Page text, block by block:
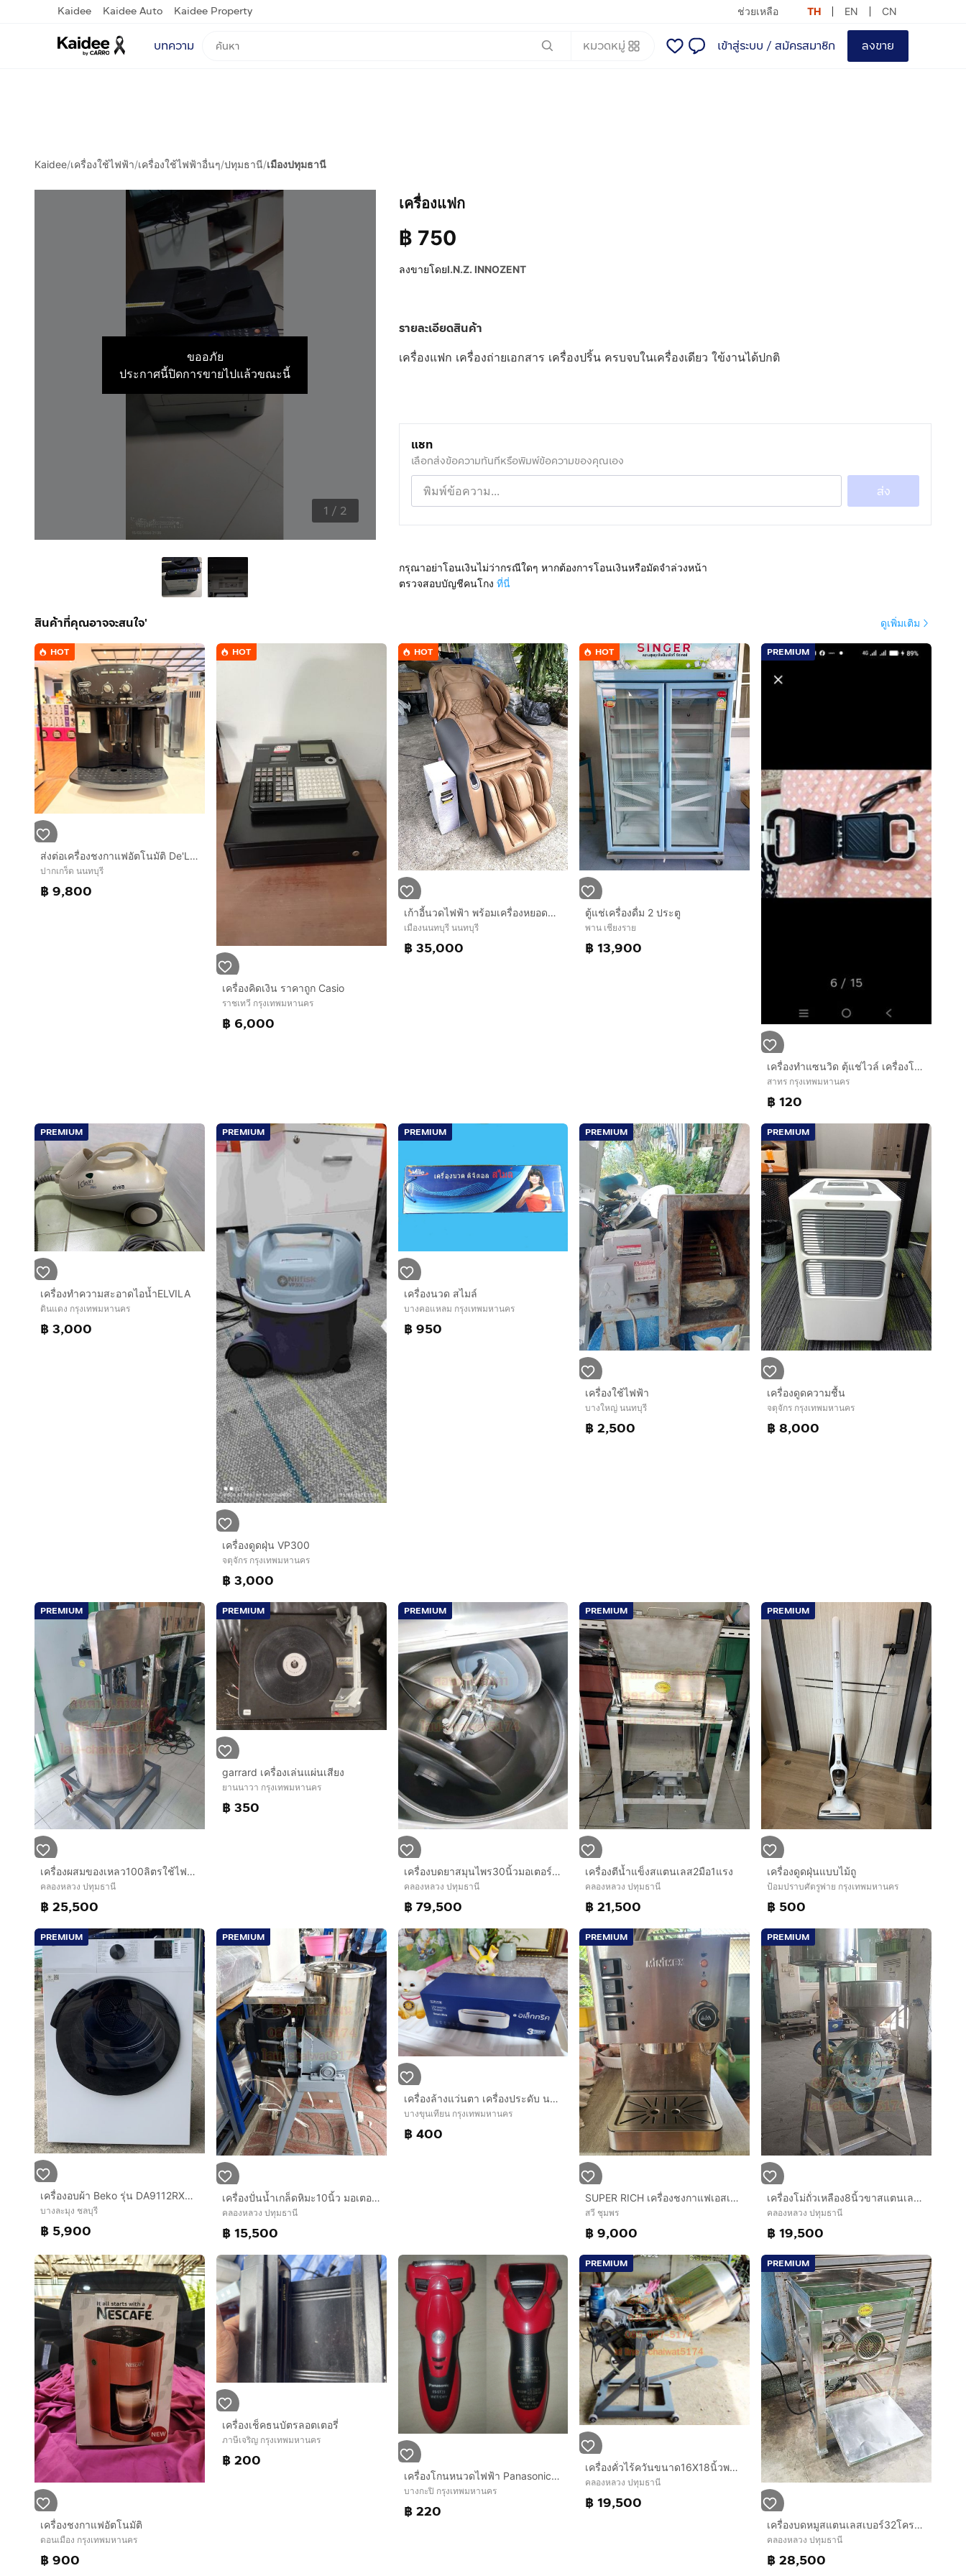
Kaidee Kaidee Auto Kaidee Property ช่วยเหลือ TH EN CN
บทความ หมวดหมู่ เข้าสู่ระบบ / สมัครสมาชิก ลงขาย
Kaidee/เครื่องใช้ไฟฟ้า/เครื่องใช้ไฟฟ้าอื่นๆ/ปทุมธานี/เมืองปทุมธานี
ขออภัย
ประกาศนี้ปิดการขายไปแล้วขณะนี้
1 / 2
เครื่องแฟก
฿ 750
ลงขายโดยI.N.Z. INNOZENT
รายละเอียดสินค้า
เครื่องแฟก เครื่องถ่ายเอกสาร เครื่องปริ้น ครบจบในเครื่องเดียว ใข้งานได้ปกติ
แชท
เลือกส่งข้อความทันทีหรือพิมพ์ข้อความของคุณเอง
ส่ง
กรุณาอย่าโอนเงินไม่ว่ากรณีใดๆ หากต้องการโอนเงินหรือมัดจำล่วงหน้า
ตรวจสอบบัญชีคนโกง ที่นี่
สินค้าที่คุณอาจจะสนใจ' ดูเพิ่มเติม
HOT
ส่งต่อเครื่องชงกาแฟอัตโนมัติ De'Longhi Caffe Corso (รุ่น ESAM2600) รุ่นยอดนิยม Made in Italy ตัวเครื่องดีไซน์คลาสสิก สภาพสวยมาก
ปากเกร็ด นนทบุรี
฿ 9,800
HOT
เครื่องคิดเงิน ราคาถูก Casio
ราชเทวี กรุงเทพมหานคร
฿ 6,000
HOT
เก้าอี้นวดไฟฟ้า พร้อมเครื่องหยอดแบงค์
เมืองนนทบุรี นนทบุรี
฿ 35,000
HOT
ตู้แช่เครื่องดื่ม 2 ประตู
พาน เชียงราย
฿ 13,900
PREMIUM
เครื่องทำแซนวิด ตุ้แช่ไวล์ เครื่องโกนหนวด หม้อตุ๋น
สาทร กรุงเทพมหานคร
฿ 120
PREMIUM
เครื่องทำความสะอาดไอน้ำELVILA
ดินแดง กรุงเทพมหานคร
฿ 3,000
PREMIUM
เครื่องดูดฝุ่น VP300
จตุจักร กรุงเทพมหานคร
฿ 3,000
PREMIUM
เครื่องนวด สไมล์
บางคอแหลม กรุงเทพมหานคร
฿ 950
PREMIUM
เครื่องใช้ไฟฟ้า
บางใหญ่ นนทบุรี
฿ 2,500
PREMIUM
เครื่องดูดความชื้น
จตุจักร กรุงเทพมหานคร
฿ 8,000
PREMIUM
เครื่องผสมของเหลว100ลิตรใช้ไฟฟ้า
คลองหลวง ปทุมธานี
฿ 25,500
PREMIUM
garrard​ เครื่องเล่นแผ่นเสียง​
ยานนาวา กรุงเทพมหานคร
฿ 350
PREMIUM
เครื่องบดยาสมุนไพร30นิ้วมอเตอร์2แรง
คลองหลวง ปทุมธานี
฿ 79,500
PREMIUM
เครื่องตีน้ำแข็งสแตนเลส2มือ1แรง
คลองหลวง ปทุมธานี
฿ 21,500
PREMIUM
เครื่องดูดฝุ่นแบบไม้ถู
ป้อมปราบศัตรูพ่าย กรุงเทพมหานคร
฿ 500
PREMIUM
เครื่องอบผ้า Beko รุ่น DA9112RX0W
บางละมุง ชลบุรี
฿ 5,900
PREMIUM
เครื่องปั่นน้ำเกล็ดหิมะ10นิ้ว มอเตอร์มิตซู1แรง
คลองหลวง ปทุมธานี
฿ 15,500
เครื่องล้างแว่นตา เครื่องประดับ นาฬิกา
บางขุนเทียน กรุงเทพมหานคร
฿ 400
PREMIUM
SUPER RICH เครื่องชงกาแฟเอสเปรสโซ
สวี ชุมพร
฿ 9,000
PREMIUM
เครื่องโม่ถั่วเหลือง8นิ้วขาสแตนเลส มอเตอร์บน1แรง
คลองหลวง ปทุมธานี
฿ 19,500
เครื่องชงกาแฟอัตโนมัติ
ดอนเมือง กรุงเทพมหานคร
฿ 900
เครื่องเช็คธนบัตรลอตเตอรี่
ภาษีเจริญ กรุงเทพมหานคร
฿ 200
เครื่องโกนหนวดไฟฟ้า Panasonic - HITACHI - BARUN 3 เครื่อง
บางกะปิ กรุงเทพมหานคร
฿ 220
PREMIUM
เครื่องคั่วไร้ควันขนาด16X18นิ้วพร้อมมอเตอร์ โอ่งคั่วแบบหมุนได้
คลองหลวง ปทุมธานี
฿ 19,500
PREMIUM
เครื่องบดหมูสแตนเลสเบอร์32โครงสแตนเลสฉาก
คลองหลวง ปทุมธานี
฿ 28,500